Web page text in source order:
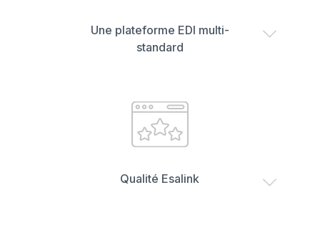
Une plateforme EDI multi-
standard
Qualité Esalink